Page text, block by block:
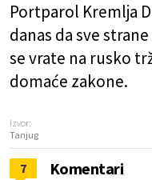
Portparol Kremlja
danas da sve
se vrate na rusko
domaće zakone.
Izvor:
Tanjug
7 Komentari